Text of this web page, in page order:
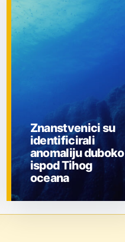
Znanstvenici su
identificirali
anomaliju duboko
ispod Tihog
oceana